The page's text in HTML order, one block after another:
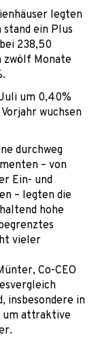
legten
ein Plus
238,50
zwölf Monate
um 0,40%
wuchsen
durchweg
– von
Ein- und
– legten die
hohe
vieler
Co-CEO
insbesondere in
um attraktive